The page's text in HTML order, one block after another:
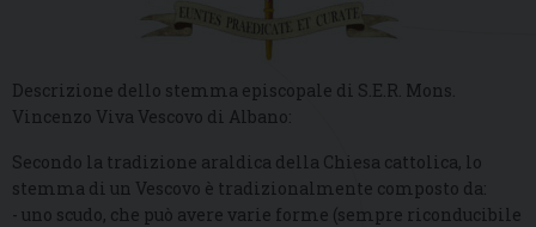
Descrizione dello stemma episcopale di S.E.R. Mons.
Vincenzo Viva Vescovo di Albano:
Secondo la tradizione araldica della Chiesa cattolica, lo
stemma di un Vescovo è tradizionalmente composto da:
- uno scudo, che può avere varie forme (sempre riconducibile